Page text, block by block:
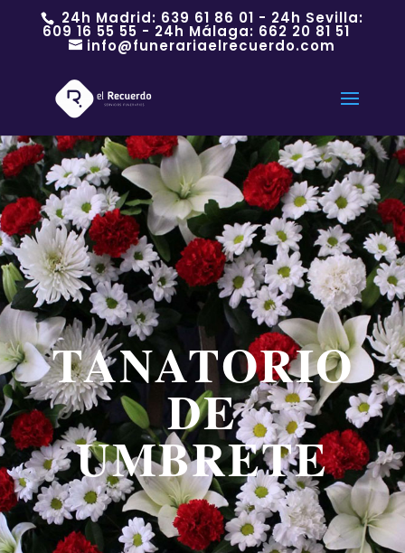
24h Madrid: 639 61 86 01 - 24h Sevilla:
609 16 55 55 - 24h Málaga: 662 20 81 51
info@funerariaelrecuerdo.com
TANATORIO
DE
UMBRETE